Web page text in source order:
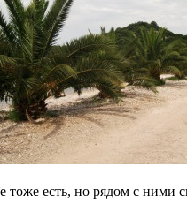
есть, но рядом с ними